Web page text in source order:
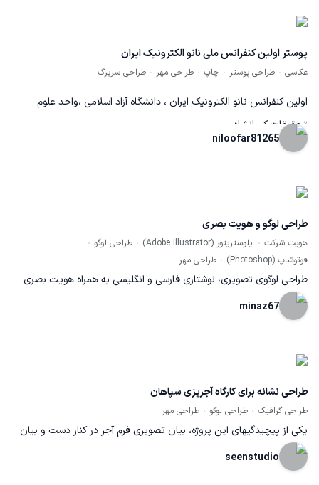
پوستر اولین کنفرانس ملی نانو الکترونیک ایران
عکاسی طراحی پوستر چاپ طراحی مهر طراحی سربرگ
اولین کنفرانس نانو الکترونیک ایران ، دانشگاه آزاد اسلامی ،واحد علوم
تحقیقات کرمانشاه
niloofar81265
طراحی لوگو و هویت بصری
هویت شرکت ایلوستریتور (Adobe Illustrator)
طراحی لوگو
فوتوشاپ (Photoshop)
طراحی مهر
طراحی لوگوی تصویری، نوشتاری فارسی و انگلیسی به همراه هویت بصری
شامل رنگ های سازمانی، پترن اختصاصی و ترکیب بندی و چیدمان لوگو
minaz67
طراحی نشانه برای کارگاه آجرپزی سپاهان
طراحی گرافیک طراحی لوگو طراحی مهر
یکی از پیچیدگیهای این پروژه، بیان تصویری فرم آجر در کنار دست و بیان
آن له شکلی کاملا هندسی بود که مد نظر سفارش دهنده نیز بود. از سویی
seenstudio